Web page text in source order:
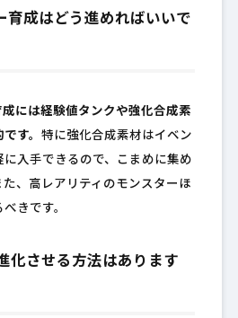
育成はどう進めればいいで
成には経験値タンクや強化合成素
す。 特に強化合成素材はイベン
に入手できるので、こまめに集め
、高レアリティのモンスターほ
きです。
化させる方法はあります